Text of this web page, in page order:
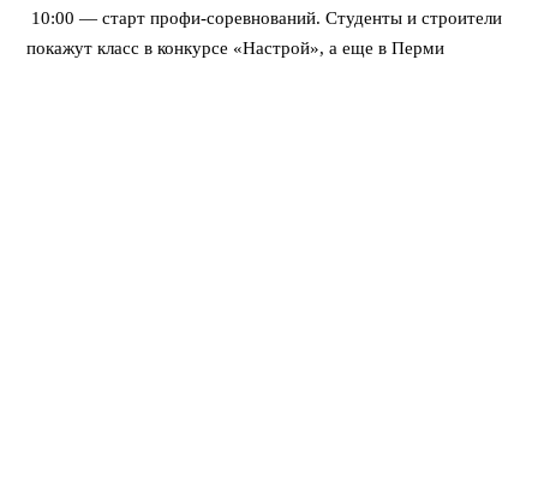
10:00 — старт профи-соревнований. Студенты и строители
покажут класс в конкурсе «Настрой», а еще в Перми